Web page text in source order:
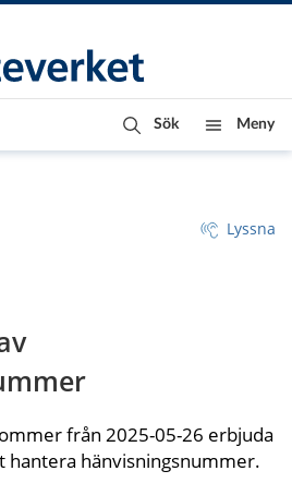
Sök Meny
Lyssna
från 2025-05-26 erbjuda
hänvisningsnummer.